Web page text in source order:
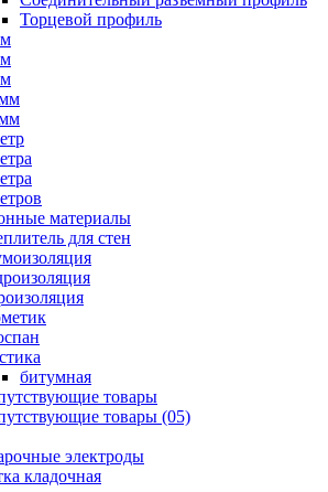
Торцевой профиль
материалы
для стен
битумная
товары
товары (05)
электроды
кладочная